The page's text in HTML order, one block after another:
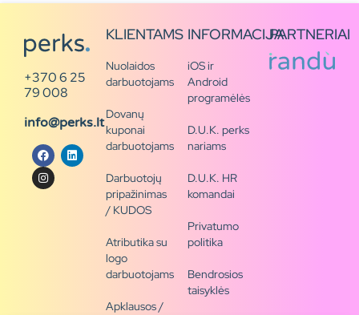
+370 6 25
79 008
info@perks.lt
KLIENTAMS
Nuolaidos
darbuotojams
Dovanų
kuponai
darbuotojams
Darbuotojų
pripažinimas
/ KUDOS
Atributika su
logo
darbuotojams
Apklausos /
INFORMACIJA
iOS ir
Android
programėlės
D.U.K. perks
nariams
D.U.K. HR
komandai
Privatumo
politika
Bendrosios
taisyklės
PARTNERIAI